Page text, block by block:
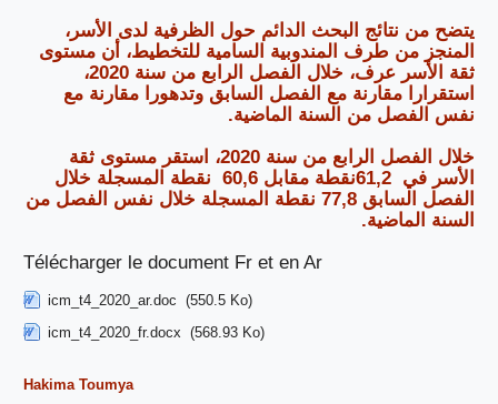
يتضح من نتائج البحث الدائم حول الظرفية لدى الأسر،
المنجز من طرف المندوبية السامية للتخطيط، أن مستوى
ثقة الأسر عرف، خلال الفصل الرابع من سنة 2020،
استقرارا مقارنة مع الفصل السابق وتدهورا مقارنة مع
نفس الفصل من السنة الماضية.
خلال الفصل الرابع من سنة 2020، استقر مستوى ثقة
الأسر في 61,2نقطة مقابل 60,6 نقطة المسجلة خلال
الفصل السابق 77,8 نقطة المسجلة خلال نفس الفصل من
السنة الماضية.
Télécharger le document Fr et en Ar
icm_t4_2020_ar.doc (550.5 Ko)
icm_t4_2020_fr.docx (568.93 Ko)
Hakima Toumya